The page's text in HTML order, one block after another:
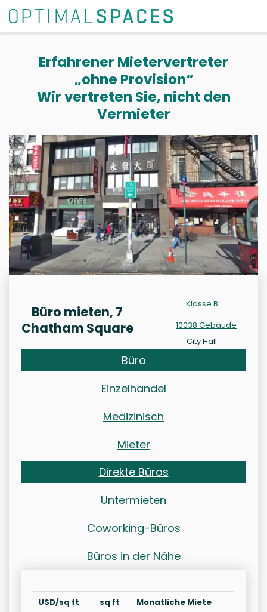
Erfahrener Mietervertreter
„ohne Provision“
Wir vertreten Sie, nicht den
Vermieter
Büro mieten, 7
Chatham Square
Klasse B
10038 Gebäude
City Hall
Büro
Einzelhandel
Medizinisch
Mieter
Direkte Büros
Untermieten
Coworking-Büros
Büros in der Nähe
USD/sq ft sq ft Monatliche Miete